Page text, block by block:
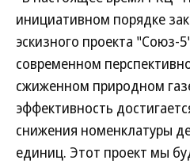
инициативном порядке
эскизного проекта "Союз-
современном
сжиженном природном
эффективность
снижения номенклатуры
единиц. Этот проект мы